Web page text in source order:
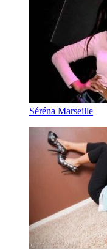
Séréna Marseille